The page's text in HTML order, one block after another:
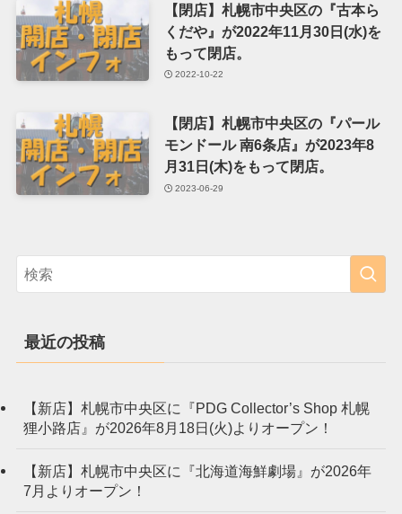
【閉店】札幌市中央区の『古本ら
くだや』が2022年11月30日(水)を
もって閉店。
2022-10-22
【閉店】札幌市中央区の『パール
モンドール 南6条店』が2023年8
月31日(木)をもって閉店。
2023-06-29
最近の投稿
【新店】札幌市中央区に『PDG Collector’s Shop 札幌
狸小路店』が2026年8月18日(火)よりオープン！
【新店】札幌市中央区に『北海道海鮮劇場』が2026年
7月よりオープン！